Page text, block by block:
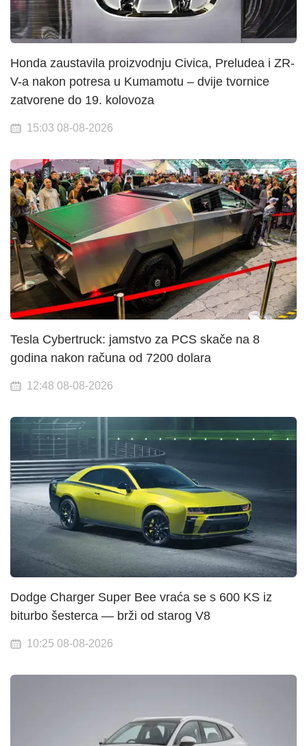
Honda zaustavila proizvodnju Civica, Preludea i ZR-
V-a nakon potresa u Kumamotu – dvije tvornice
zatvorene do 19. kolovoza
15:03 08-08-2026
Tesla Cybertruck: jamstvo za PCS skače na 8
godina nakon računa od 7200 dolara
12:48 08-08-2026
Dodge Charger Super Bee vraća se s 600 KS iz
biturbo šesterca — brži od starog V8
10:25 08-08-2026